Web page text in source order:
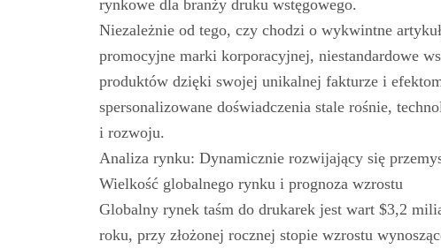
rynkowe dla branży druku wstęgowego.
Niezależnie od tego, czy chodzi o wykwintne
promocyjne marki korporacyjnej, niestandardowe
produktów dzięki swojej unikalnej fakturze i
spersonalizowane doświadczenia stale rośnie,
i rozwoju.
Analiza rynku: Dynamicznie rozwijający się
Wielkość globalnego rynku i prognoza wzrostu
Globalny rynek taśm do drukarek jest wart $3,2
roku, przy złożonej rocznej stopie wzrostu